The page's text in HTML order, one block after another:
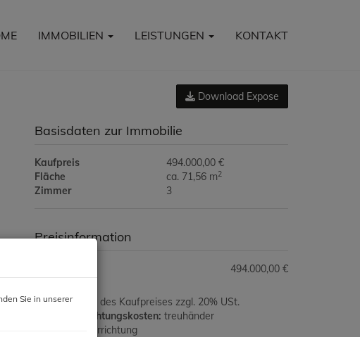
IMMOBILIEN LEISTUNGEN KONTAKT
Download Expose
Basisdaten zur Immobilie
Kaufpreis
494.000,00 €
Fläche
ca. 71,56 m2
Zimmer 3
Preisinformation
494.000,00 €
Provision:
3% des Kaufpreises zzgl. 20% USt.
Vertragserrichtungskosten: treuhänder
/Kaufvertragerrichtung
Sie in unserer